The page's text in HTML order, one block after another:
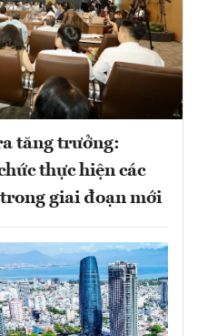
tăng trưởng:
thực hiện các
giai đoạn mới